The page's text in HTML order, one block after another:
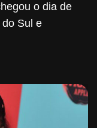
o dia de
Sul e